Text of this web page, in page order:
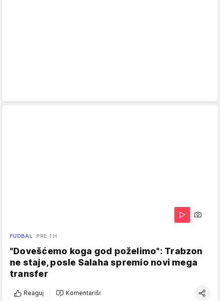
FUDBAL PRE 1 H
"Dovešćemo koga god poželimo": Trabzon
ne staje, posle Salaha spremio novi mega
transfer
Reaguj Komentariši